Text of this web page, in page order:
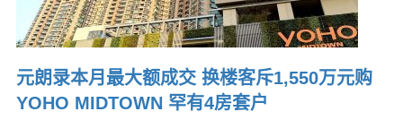
元朗录本月最大额成交 换楼客斥1,550万元购
YOHO MIDTOWN 罕有4房套户